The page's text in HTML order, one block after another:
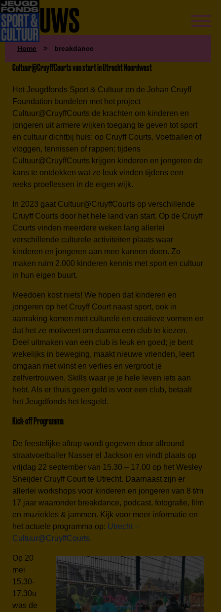
NIEUWS
Home > breakdance
Cultuur@CruyffCourts van start in Utrecht Noordwest
Het Jeugdfonds Sport & Cultuur en de Johan Cruyff
Foundation bundelen met het project
Cultuur@CruyffCourts de krachten om kinderen en
jongeren uit armere wijken toegang te geven tot sport
en cultuur dichtbij huis: op Cruyff Courts. Voetballen of
vloggen, tennissen of rappen; tijdens
Cultuur@CruyffCourts krijgen kinderen en jongeren de
kans te ontdekken wat ze leuk vinden tijdens een
reeks proeflessen in de eigen wijk.
In 2023 gaat Cultuur@CruyffCourts op verschillende
Cruyff Courts door het hele land van start. Op de Cruyff
Courts vinden meerdere weken lang allerlei
verschillende culturele activiteiten plaats waar
kinderen en jongeren aan mee kunnen doen. Zo
maken ruim 2.000 kinderen kennis met sport en cultuur
in hun eigen buurt.
Meedoen kost niets! We hopen dat kinderen en
jongeren op het Cruyff Court naast sport, ook in
aanraking komen met culturele en creatieve vormen en
dat het ze motiveert om daarna een club te kiezen.
Deel uitmaken van een club is leuk en goed; je bent
wekelijks in beweging, maakt nieuwe vrienden, leert
omgaan met winst en verlies en vergroot je
zelfvertrouwen. Skills waar je je hele leven iets aan
hebt. Als er thuis geen geld is voor een club, betaalt
het Jeugdfonds het lesgeld.
Kick- off Programma
De feestelijke aftrap wordt gegeven door allround
straatvoetballer Nasser el Jackson en vindt plaats op
vrijdag 22 september van 15.30 – 17.00 op het Wesley
Sneijder Cruyff Court te Utrecht. Daarnaast zijn er
allerlei workshops voor kinderen en jongeren van 8 t/m
17 jaar waaronder breakdance, podcast, fotografie, film
en muziekles & jammen. Kijk voor meer informatie en
het actuele programma op: Utrecht –
Cultuur@CruyffCourts.
Op 20
mei
15.30-
17.30u
was de